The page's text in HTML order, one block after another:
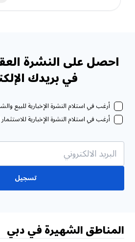
احصل على النشرة
في بريدك
أرغب في استلام النشرة الإخبارية للبيع
أرغب في استلام النشرة الإخبارية
تسجيل
المناطق الشهيرة في دبي